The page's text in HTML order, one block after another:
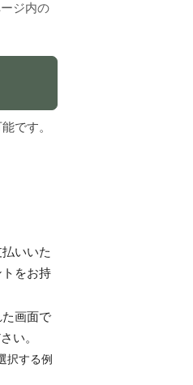
ジ内の
です。
いいた
をお持
画面で
い。